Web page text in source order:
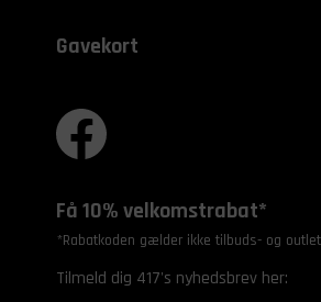
Gavekort
Få 10% velkomstrabat*
*Rabatkoden gælder ikke tilbuds- og
Tilmeld dig 417's nyhedsbrev her: